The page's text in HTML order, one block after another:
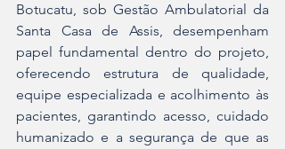
Botucatu, sob Gestão Ambulatorial da
Santa Casa de Assis, desempenham
papel fundamental dentro do projeto,
oferecendo estrutura de qualidade,
equipe especializada e acolhimento às
pacientes, garantindo acesso, cuidado
humanizado e a segurança de que as